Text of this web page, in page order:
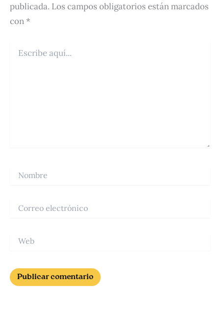
publicada. Los campos obligatorios están marcados
con*
aquí...
electrónico